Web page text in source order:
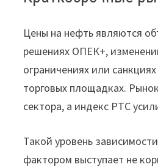
Цены на нефть являются
решениях ОПЕК+,
ограничениях или
торговых площадках.
сектора, а индекс РТС
Такой уровень
фактором выступает не